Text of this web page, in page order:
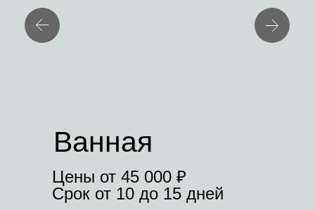
Ванная
Цены от 45 000 ₽
Срок от 10 до 15 дней